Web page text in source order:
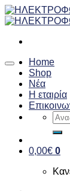
Skip
to
Home
Shop
Νέα
Η εταιρία
για:
0,00€ 0